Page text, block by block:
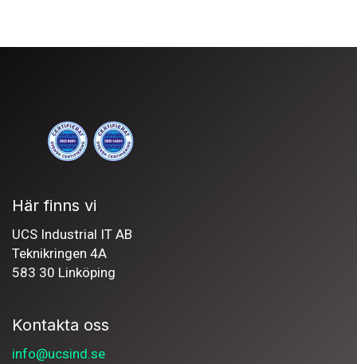
Här finns vi
UCS Industrial IT AB
Teknikringen 4A
583 30 Linköping
Kontakta oss
info@ucsind.se